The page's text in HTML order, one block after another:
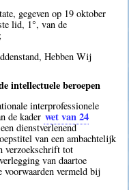
gegeven op 19 oktober
lid, 1°, van de
Hebben Wij
intellectuele beroepen
interprofessionele
de kader wet van 24
dienstverlenend
van een ambachtelijk
verzoekschrift tot
van daartoe
voorwaarden vermeld bij